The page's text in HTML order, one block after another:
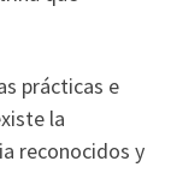
prácticas e
la
reconocidos y